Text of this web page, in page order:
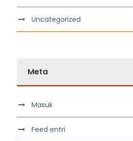
Uncategorized
Meta
Masuk
Feed entri